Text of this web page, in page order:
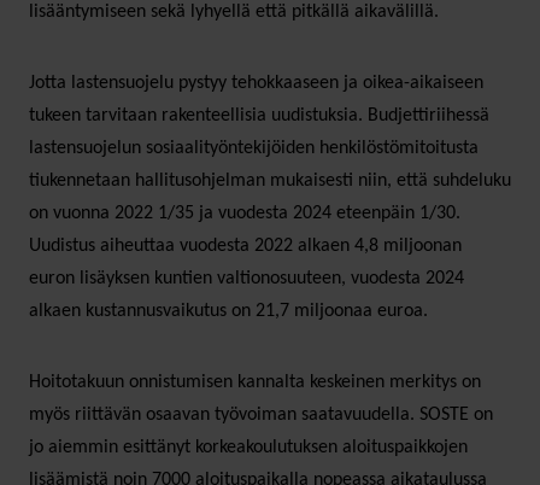
lisääntymiseen sekä lyhyellä että pitkällä aikavälillä.
Jotta lastensuojelu pystyy tehokkaaseen ja oikea-aikaiseen
tukeen tarvitaan rakenteellisia uudistuksia. Budjettiriihessä
lastensuojelun sosiaalityöntekijöiden henkilöstömitoitusta
tiukennetaan hallitusohjelman mukaisesti niin, että suhdeluku
on vuonna 2022 1/35 ja vuodesta 2024 eteenpäin 1/30.
Uudistus aiheuttaa vuodesta 2022 alkaen 4,8 miljoonan
euron lisäyksen kuntien valtionosuuteen, vuodesta 2024
alkaen kustannusvaikutus on 21,7 miljoonaa euroa.
Hoitotakuun onnistumisen kannalta keskeinen merkitys on
myös riittävän osaavan työvoiman saatavuudella. SOSTE on
jo aiemmin esittänyt korkeakoulutuksen aloituspaikkojen
lisäämistä noin 7000 aloituspaikalla nopeassa aikataulussa